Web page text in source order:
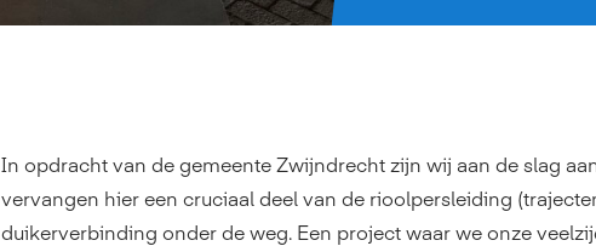
In opdracht van de gemeente Zwijndrechtzijn wij aan de slag
vervangen hier een cruciaal deel van de rioolpersleiding
duikerverbinding onder de weg. Een project waar we onze